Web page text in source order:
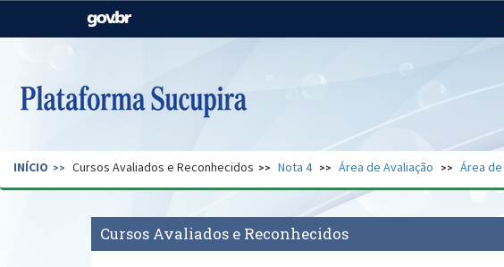
Casa Civil
Pecuária e Abastecimento
Ministério do
Regional
Secretaria de Governo Gabinete de Segurança Advocacia-
INÍCIO Cursos Avaliados e Reconhecidos Nota 4 Área de Avaliação Área
Cursos Avaliados e Reconhecidos